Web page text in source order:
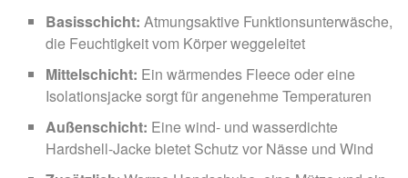
Basisschicht: Atmungsaktive Funktionsunterwäsche,
die Feuchtigkeit vom Körper weggeleitet
Mittelschicht: Ein wärmendes Fleece oder eine
Isolationsjacke sorgt für angenehme Temperaturen
Außenschicht: Eine wind- und wasserdichte
Hardshell-Jacke bietet Schutz vor Nässe und Wind